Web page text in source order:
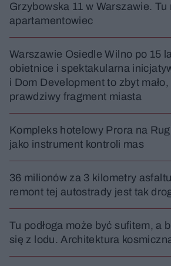
Grzybowska 11 w Warszawie. Tu
apartamentowiec
Warszawie Osiedle Wilno po 15
obietnice i spektakularna
i Dom Development to zbyt
prawdziwy fragment miasta
Kompleks hotelowy Prora na
jako instrument kontroli mas
36 milionów za 3 kilometry
remont tej autostrady jest tak
Tu podłoga może być sufitem, a
się z lodu. Architektura